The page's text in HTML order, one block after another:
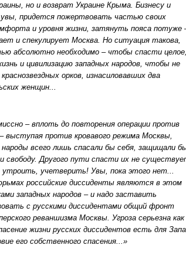
но и возврат Украине Крыма. Бизнесу и
придется пожертвовать частью своих
и уровня жизни, затянуть пояса потуже
и спекулирует Москва. Но ситуация такова,
абсолютно необходимо – чтобы спасти целое,
и цивилизацию западных народов, чтобы не
орков, изнасиловавших два
женщин...
– вплоть до повторения операции против
выступая против кровавого режима Москвы,
народы всего лишь спасали бы себя, защищали
свободу. Другого пути спасти их не
утроить, учетверить! Увы, пока этого нет...
российские диссиденты являются в этом
западных народов – и надо заставить
с русскими диссидентами общий фронт
реваншизма Москвы. Угроза серьезна как
жизни русских диссидентов есть для
его собственного спасения...»